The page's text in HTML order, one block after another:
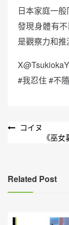
日本家庭一
發現身體有
是觀察力和推
#我忍住 #不
文
覽
コイヌ
《巫女
Related Post